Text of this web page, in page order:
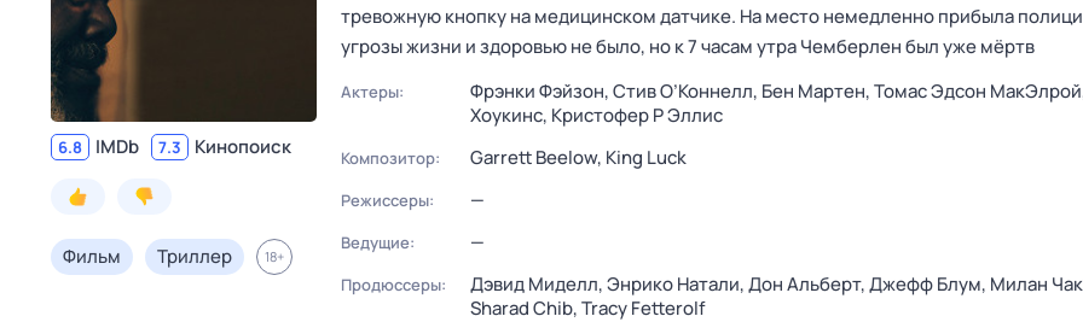
6.8 IMDb 7.3 Кинопоиск
Фильм Триллер 18+
тревожную кнопку на медицинском датчике. На место немедленно прибыла
угрозы жизни и здоровью не было, но к 7 часам утра Чемберлен был уже мёртв
Актеры: Фрэнки Фэйзон,Стив О’Коннелл, Бен Мартен,Томас Эдсон
Хоукинс, Кристофер Р Эллис
Композитор: Garrett Beelow, King Luck
Режиссеры: —
Ведущие: —
Продюссеры: Дэвид Миделл,Энрико Натали,Дон Альберт,Джефф Блум, Милан
Sharad Chib,Tracy Fetterolf